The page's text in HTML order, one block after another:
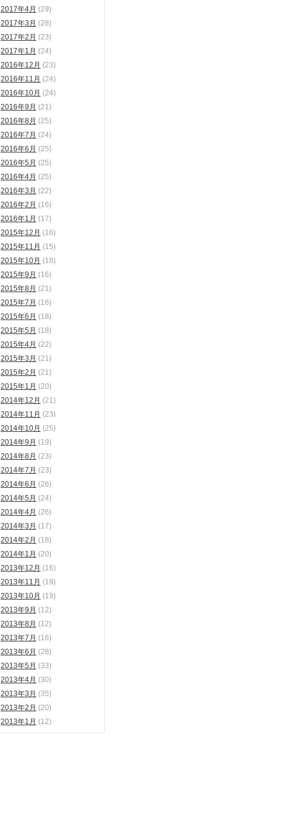
2017年4月 (29)
2017年3月 (28)
2017年2月 (23)
2017年1月 (24)
2016年12月 (23)
2016年11月 (24)
2016年10月 (24)
2016年9月 (21)
2016年8月 (25)
2016年7月 (24)
2016年6月 (25)
2016年5月 (25)
2016年4月 (25)
2016年3月 (22)
2016年2月 (16)
2016年1月 (17)
2015年12月 (16)
2015年11月 (15)
2015年10月 (18)
2015年9月 (16)
2015年8月 (21)
2015年7月 (16)
2015年6月 (18)
2015年5月 (18)
2015年4月 (22)
2015年3月 (21)
2015年2月 (21)
2015年1月 (20)
2014年12月 (21)
2014年11月 (23)
2014年10月 (25)
2014年9月 (19)
2014年8月 (23)
2014年7月 (23)
2014年6月 (26)
2014年5月 (24)
2014年4月 (26)
2014年3月 (17)
2014年2月 (18)
2014年1月 (20)
2013年12月 (16)
2013年11月 (19)
2013年10月 (19)
2013年9月 (12)
2013年8月 (12)
2013年7月 (16)
2013年6月 (28)
2013年5月 (33)
2013年4月 (30)
2013年3月 (35)
2013年2月 (20)
2013年1月 (12)